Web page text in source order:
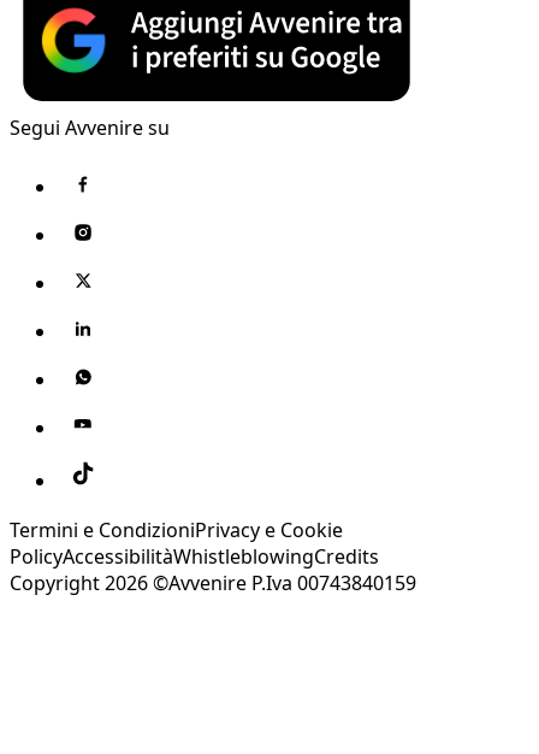
Segui Avvenire su
Termini e CondizioniPrivacy e Cookie
PolicyAccessibilitàWhistleblowingCredits
Copyright 2026 ©Avvenire P.Iva 00743840159